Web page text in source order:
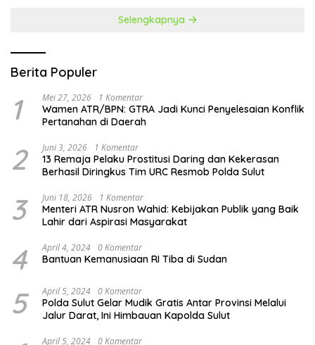
Selengkapnya
Berita Populer
1 Mei 27, 2026 1 Komentar
Wamen ATR/BPN: GTRA Jadi Kunci Penyelesaian Konflik
Pertanahan di Daerah
2 Juni 3, 2026 1 Komentar
13 Remaja Pelaku Prostitusi Daring dan Kekerasan
Berhasil Diringkus Tim URC Resmob Polda Sulut
3 Juni 18, 2026 1 Komentar
Menteri ATR Nusron Wahid: Kebijakan Publik yang Baik
Lahir dari Aspirasi Masyarakat
4 April 4, 2024 0 Komentar
Bantuan Kemanusiaan RI Tiba di Sudan
5 April 5, 2024 0 Komentar
Polda Sulut Gelar Mudik Gratis Antar Provinsi Melalui
Jalur Darat, Ini Himbauan Kapolda Sulut
April 5, 2024 0 Komentar